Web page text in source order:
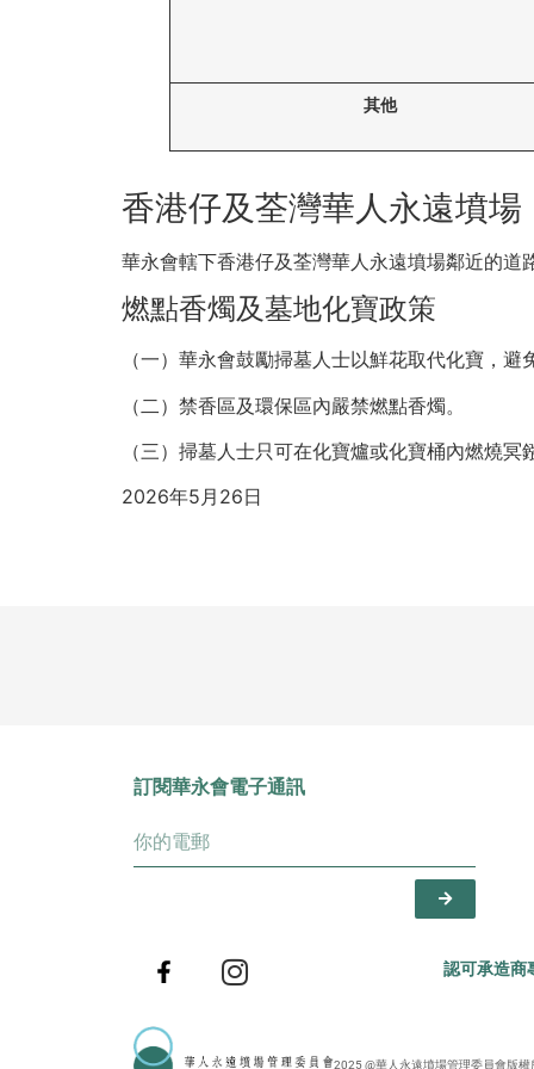
其他
香港仔及荃灣華人永遠墳場
華永會轄下香港仔及荃灣華人永遠墳場鄰近的道
燃點香燭及墓地化寶政策
（一）華永會鼓勵掃墓人士以鮮花取代化寶，
（二）禁香區及環保區內嚴禁燃點香燭。
（三）掃墓人士只可在化寶爐或化寶桶內燃燒冥
2026年5月26日
訂閱華永會電子通訊
認可承造商
2025 @華人永遠墳場管理委員會版權